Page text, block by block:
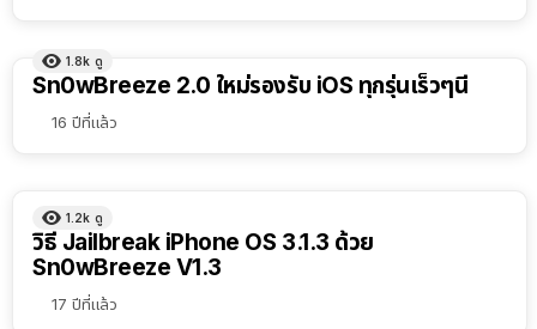
1.8k ดู
Sn0wBreeze 2.0 ใหม่รองรับ iOS ทุกรุ่นเร็วๆนี้
16 ปีที่แล้ว
1.2k ดู
วิธี Jailbreak iPhone OS 3.1.3 ด้วย
Sn0wBreeze V1.3
17 ปีที่แล้ว